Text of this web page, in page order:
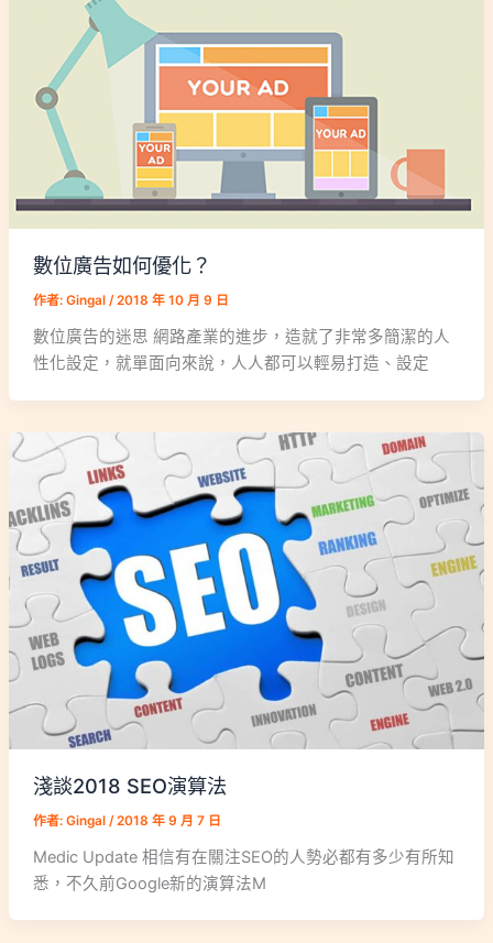
數位廣告如何優化？
作者: Gingal /2018 年 10 月 9 日
數位廣告的迷思 網路產業的進步，造就了非常多簡潔的人
性化設定，就單面向來說，人人都可以輕易打造、設定
淺談2018 SEO演算法
作者: Gingal /2018 年 9 月 7 日
Medic Update 相信有在關注SEO的人勢必都有多少有所知
悉，不久前Google新的演算法M